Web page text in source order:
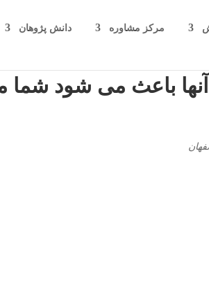
مرکز مشاوره دانش پژوهان
باعث می شود شما